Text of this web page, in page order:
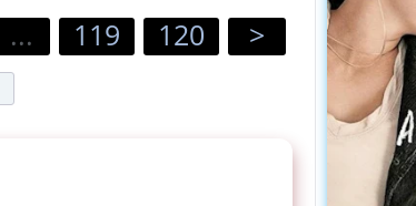
... 119 120 >